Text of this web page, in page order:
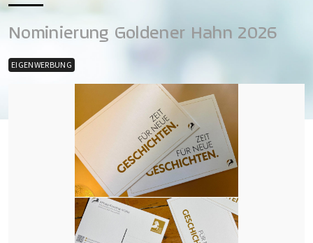
Nominierung Goldener Hahn 2026
EIGENWERBUNG